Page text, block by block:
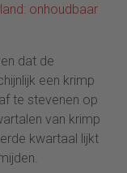
onhoudbaar
dat de
een krimp
te stevenen op
van krimp
kwartaal lijkt